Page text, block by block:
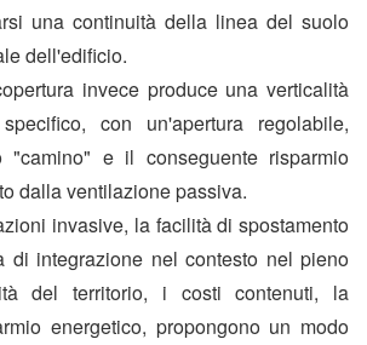
una continuità della linea del suolo
dell'edificio.
invece produce una verticalità
con un'apertura regolabile,
"camino" e il conseguente risparmio
dalla ventilazione passiva.
invasive, la facilità di spostamento
di integrazione nel contesto nel pieno
del territorio, i costi contenuti, la
energetico, propongono un modo